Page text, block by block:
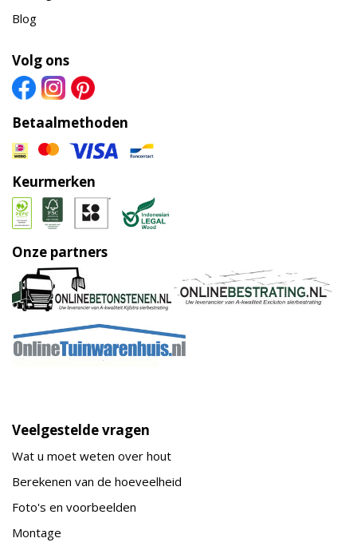
Blog
Volg ons
Betaalmethoden
Keurmerken
Onze partners
Veelgestelde vragen
Wat u moet weten over hout
Berekenen van de hoeveelheid
Foto's en voorbeelden
Montage